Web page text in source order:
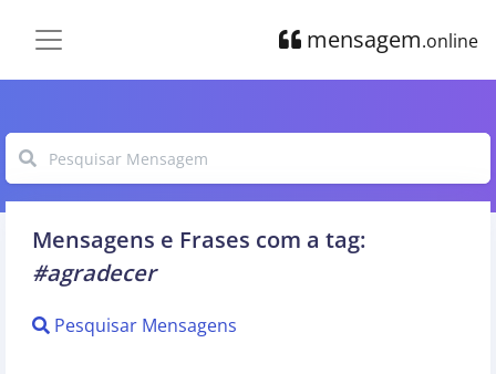
mensagem.online
Mensagens e Frases com a tag:
#agradecer
Pesquisar Mensagens